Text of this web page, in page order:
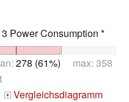
Power Consumption *
278 (61%) max: 358
+
Vergleichsdiagramm